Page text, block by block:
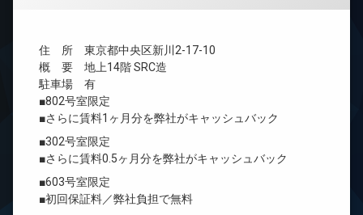
住 所 東京都中央区新川2-17-10
概 要 地上14階 SRC造
駐車場 有
■802号室限定
■さらに賃料1ヶ月分を弊社がキャッシュバック
■302号室限定
■さらに賃料0.5ヶ月分を弊社がキャッシュバック
■603号室限定
■初回保証料／弊社負担で無料